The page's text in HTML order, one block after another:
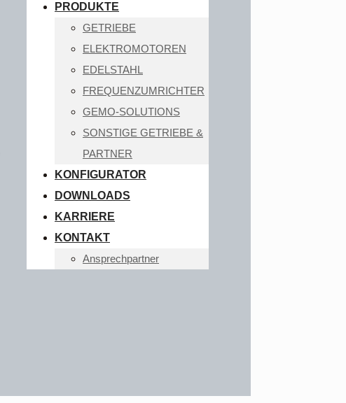
PRODUKTE
GETRIEBE
ELEKTROMOTOREN
EDELSTAHL
FREQUENZUMRICHTER
GEMO-SOLUTIONS
SONSTIGE GETRIEBE &
PARTNER
KONFIGURATOR
DOWNLOADS
KARRIERE
KONTAKT
Ansprechpartner